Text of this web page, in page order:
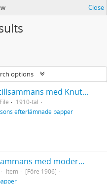
Close
options
Eugène Jansson tillsammans med Knut Nyman och okända män vid Flottans badhus, Skeppsholmen, 1910-tal
File
1910-tal
efterlämnade papper
Sophie Elkan tillsammans med modern Henriette Salomon.
Item
[Före 1906]